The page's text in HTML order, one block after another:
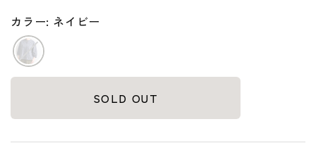
カラー: ネイビー
SOLD OUT